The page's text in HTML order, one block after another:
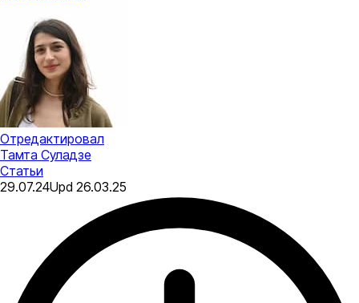
Отредактировал
Тамта Суладзе
Статьи
29.07.24Upd 26.03.25